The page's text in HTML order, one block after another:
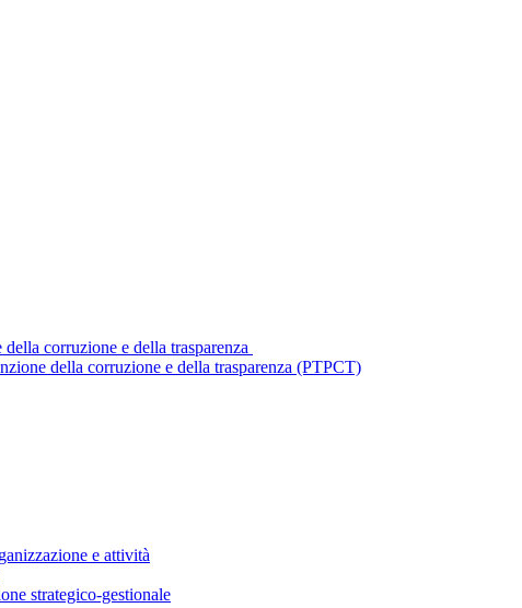
corruzione e della trasparenza
della corruzione e della trasparenza (PTPCT)
e attività
strategico-gestionale